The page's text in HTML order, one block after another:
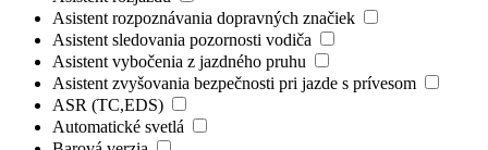
Asistent rozpoznávania dopravných značiek
Asistent sledovania pozornosti vodiča
Asistent vybočenia z jazdného pruhu
Asistent zvyšovania bezpečnosti pri jazde s prívesom
ASR (TC,EDS)
Automatické svetlá